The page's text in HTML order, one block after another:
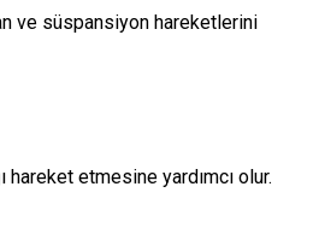
ve süspansiyon hareketlerini
hareket etmesine yardımcı olur.